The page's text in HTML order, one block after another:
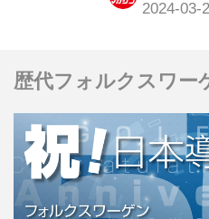
歴代フォルクスワー